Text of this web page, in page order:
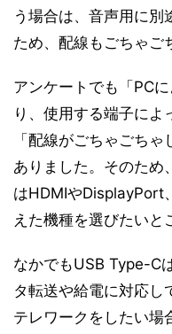
う場合は、音声用に別
ため、配線もごちゃご
アンケートでも「PC
り、使用する端子によ
「配線がごちゃごち
ありました。そのため
はHDMIやDisplayPort
えた機種を選びたいと
なかでもUSB Type-C
タ転送や給電に対応し
テレワークをしたい場